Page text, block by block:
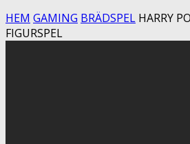
HEM GAMING BRÄDSPEL HARRY
FIGURSPEL